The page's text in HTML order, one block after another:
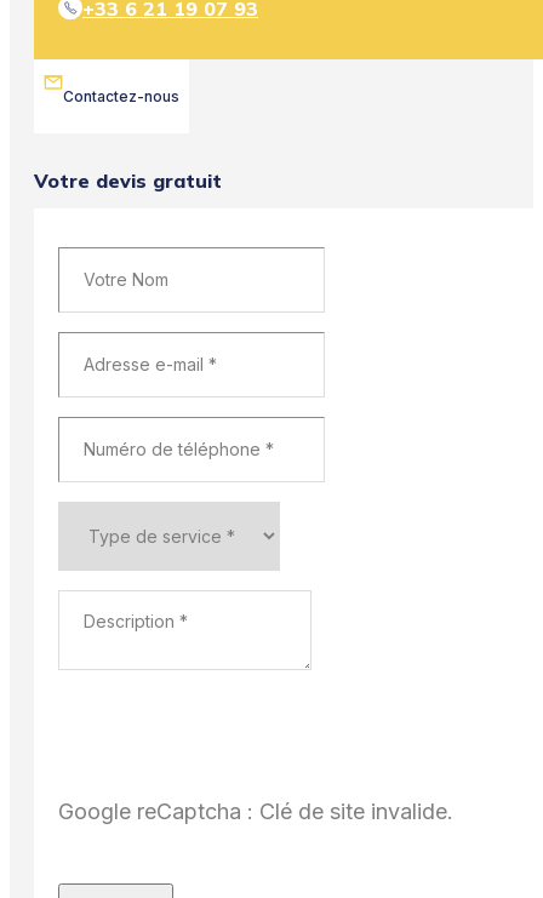
+33 6 21 19 07 93
Contactez-nous
Votre devis gratuit
Google reCaptcha : Clé de site invalide.